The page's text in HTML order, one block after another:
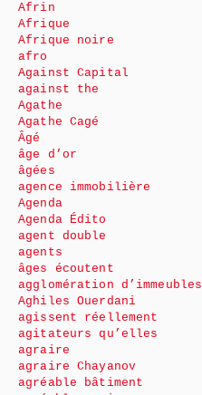
Afrin
Afrique
Afrique noire
afro
Against Capital
against the
Agathe
Agathe Cagé
Âgé
âge d’or
âgées
agence immobilière
Agenda
Agenda Édito
agent double
agents
âges écoutent
agglomération d’immeubles
Aghiles Ouerdani
agissent réellement
agitateurs qu’elles
agraire
agraire Chayanov
agréable bâtiment